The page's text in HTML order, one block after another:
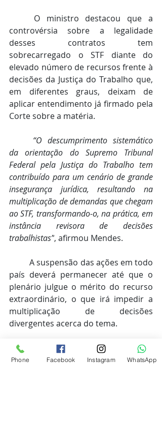
controvérsia sobre a legalidade
desses contratos tem
sobrecarregado o STF diante do
elevado número de recursos frente à
decisões da Justiça do Trabalho que,
em diferentes graus, deixam de
aplicar entendimento já firmado pela
Corte sobre a matéria.
da orientação do Supremo Tribunal
Federal pela Justiça do Trabalho tem
contribuído para um cenário de grande
insegurança jurídica, resultando na
multiplicação de demandas que chegam
ao STF, transformando-o, na prática, em
instância revisora de decisões
trabalhistas”, afirmou Mendes.
	A suspensão das ações em todo
país deverá permanecer até que o
plenário julgue o mérito do recurso
extraordinário, o que irá impedir a
multiplicação de decisões
divergentes acerca do tema.
	Assim, a decisão de mérito que
vier a ser proferida pelo STF deverá
Phone Facebook Instagram WhatsApp